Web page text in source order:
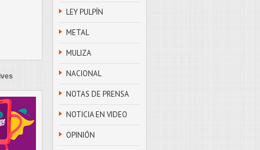
LEY PULPÍN
METAL
MULIZA
NACIONAL
NOTAS DE PRENSA
NOTICIA EN VIDEO
OPINIÓN